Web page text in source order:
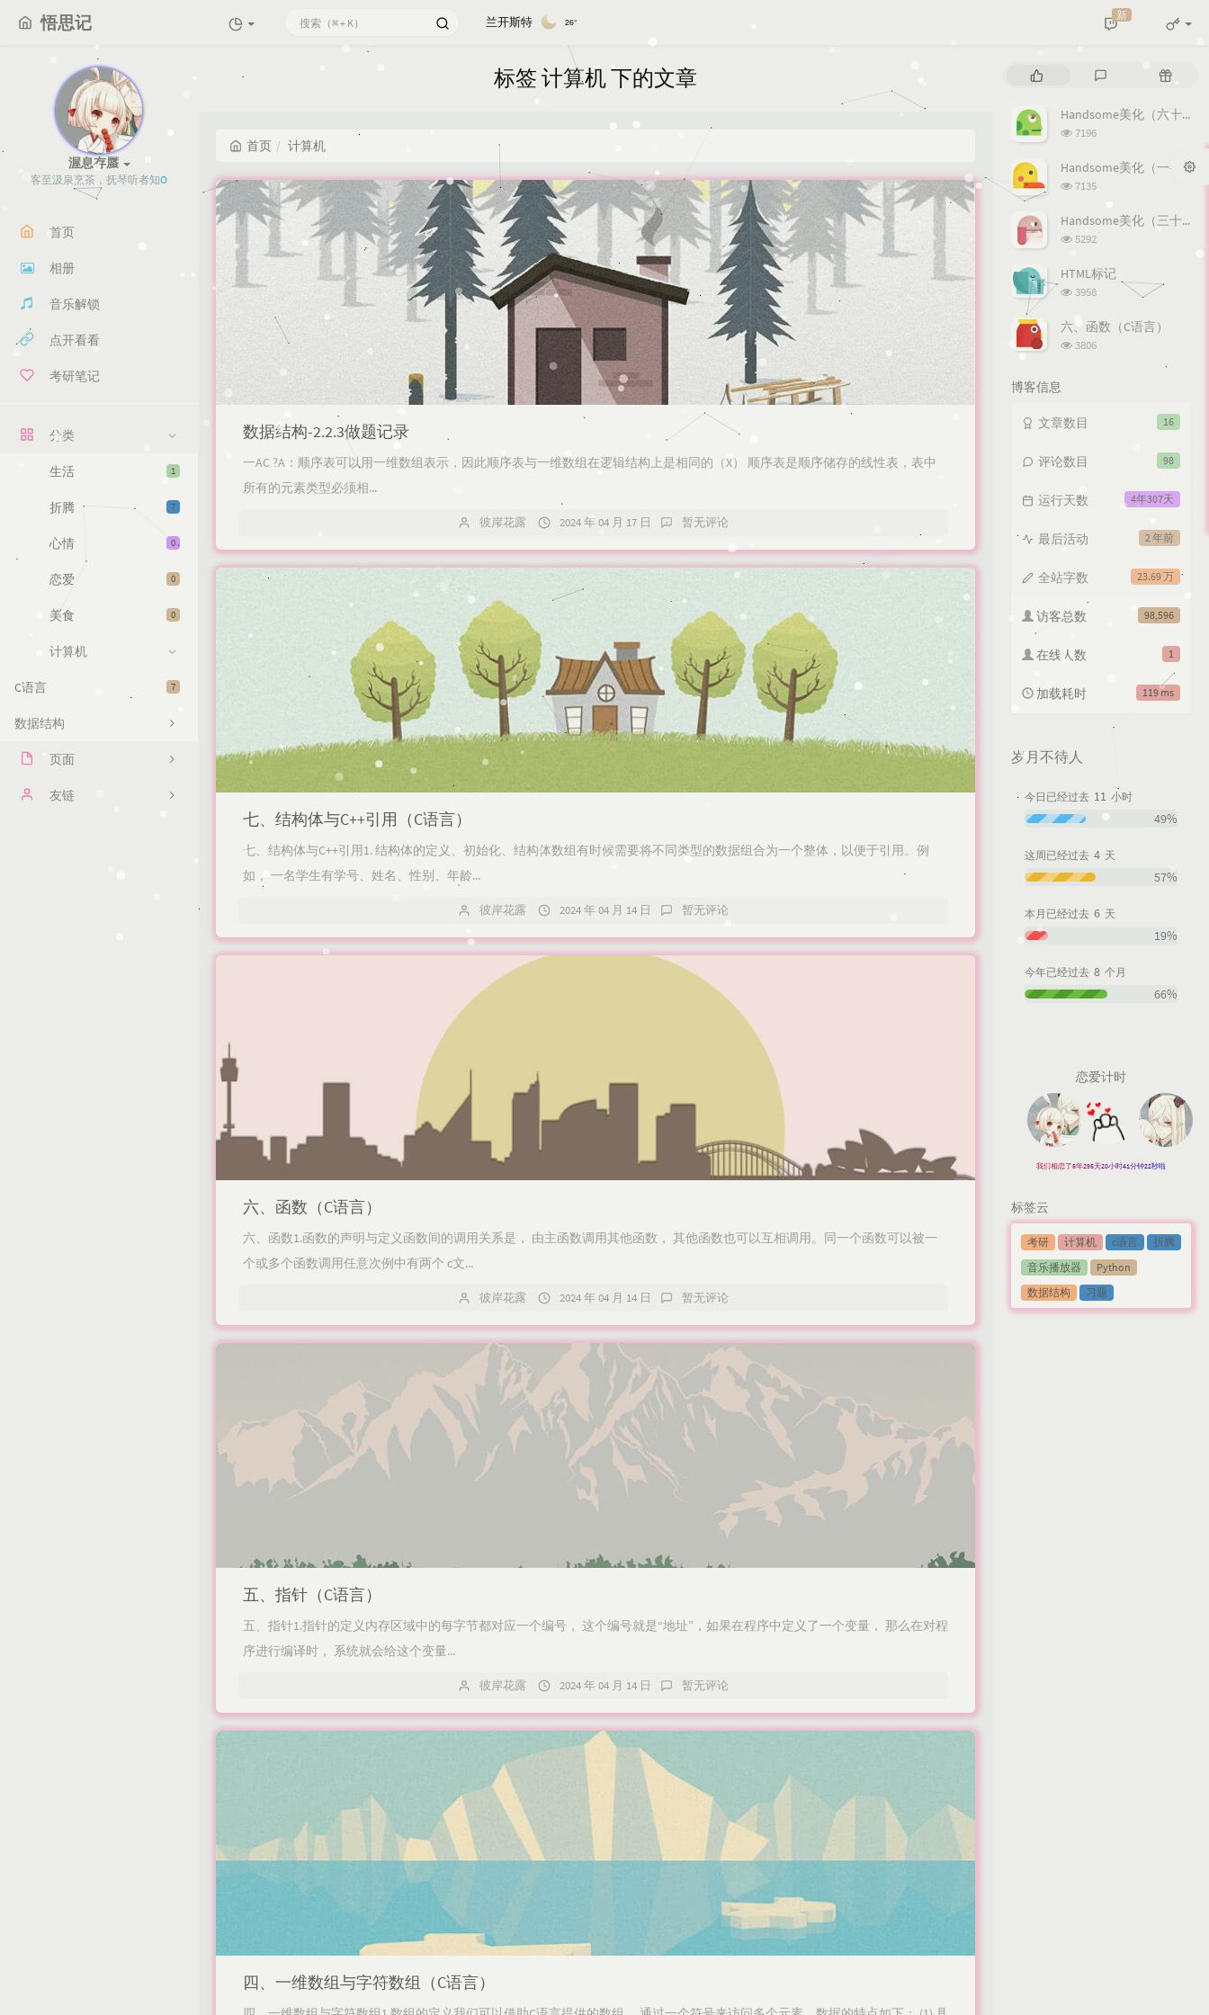
悟思记 兰开斯特 26° 新
渥息存蜃
客至汲泉烹C".38
首页
相册
音乐解锁
点开看看
考研笔记
分类
1
生活
7
折腾
0
心情
0
恋爱
0
美食
计算机
7
C语言
数据结构
页面
文章归档
友链
标签 计算机 下的文章
首页 计算机
数据结构-2.2.3做题记录
一AC ?A：顺序表可以用一维数组表示，因此顺序表与一维数组在逻辑结构上是相同的（X）​ 顺序表是顺序储存的线性表，表中
所有的元素类型必须相...
彼岸花露 2024 年 04 月 17 日 暂无评论
七、结构体与C++引用（C语言）
七、结构体与C++引用1. 结构体的定义、初始化、结构体数组有时候需要将不同类型的数据组合为一个整体，以便于引用。例
如， 一名学生有学号、姓名、性别、年龄...
彼岸花露 2024 年 04 月 14 日 暂无评论
六、函数（C语言）
六、函数1.函数的声明与定义函数间的调用关系是， 由主函数调用其他函数， 其他函数也可以互相调用。同一个函数可以被一
个或多个函数调用任意次例中有两个 c文...
彼岸花露 2024 年 04 月 14 日 暂无评论
五、指针（C语言）
五、指针1.指针的定义内存区域中的每字节都对应一个编号， 这个编号就是“地址”，如果在程序中定义了一个变量， 那么在对程
序进行编译时， 系统就会给这个变量...
彼岸花露 2024 年 04 月 14 日 暂无评论
四、一维数组与字符数组（C语言）
评
随
文Handsome美化（六十一—八十五）
浏
次
7196
Handsome美化（一—三十）
浏
次
7135
Handsome美化（三十一—六十）
浏
次
5292
HTML标记
浏
数:
3958
六、函数（C语言）
浏
3806
博客信息
16
文章数目
98
评论数目
4年307天
运行天数
2 年前
最后活动
23.69 万
全站字数
98,596
访客总数
1
在线人数
119 ms
加载耗时
岁月不待人
今日已经过去 11 小时
49%
这周已经过去 4 天
57%
本月已经过去 6 天
19%
今年已经过去 8 个月
66%
恋爱计时
我们相恋了5年295天20小时41分钟23秒啦
标签云
考研 计算机 c语言
折腾
音乐播放器
Python
数据结构
习题